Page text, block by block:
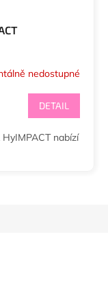
nedostupné
DETAIL
nabízí